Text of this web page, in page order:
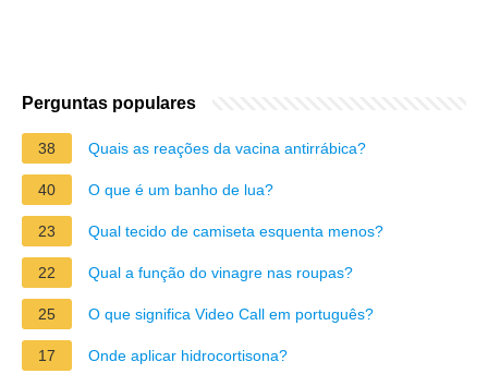
Perguntas populares
38 Quais as reações da vacina antirrábica?
40 O que é um banho de lua?
23 Qual tecido de camiseta esquenta menos?
22 Qual a função do vinagre nas roupas?
25 O que significa Video Call em português?
17 Onde aplicar hidrocortisona?